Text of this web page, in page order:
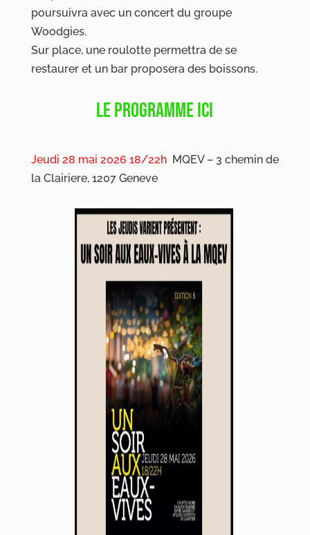
poursuivra avec un concert du groupe
Woodgies.
Sur place, une roulotte permettra de se
restaurer et un bar proposera des boissons.
LE PROGRAMME ICI
Jeudi 28 mai 2026 18/22hMQEV – 3 chemin de
la Clairiere, 1207 Geneve